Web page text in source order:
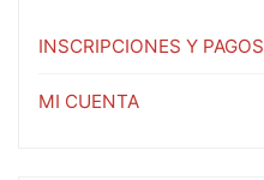
INSCRIPCIONES Y PAGOS
MI CUENTA